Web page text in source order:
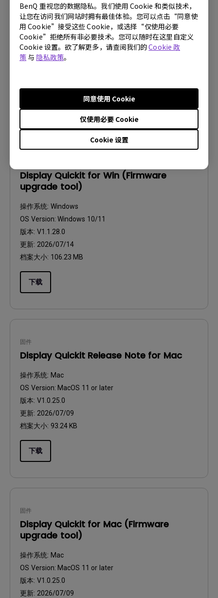
BenQ 重视您的数据隐私。我们使用 Cookie 和类似技术，
让您在访问我们网站时拥有最佳体验。您可以点击“同意使
用 Cookie”接受这些 Cookie，或选择“仅使用必要
Cookie”拒绝所有非必要技术。您可以随时在这里自定义
Cookie 设置。欲了解更多，请查阅我们的Cookie 政
策 与 隐私政策。
Cookie 设置
仅使用必要 Cookie
同意使用 Cookie
Display Quickit Release Note for Win
操作系统:Windows
OS Version:Windows 10/11
版本:V1.1.28.0
Display Quickit for Win (Firmware
upgrade tool)
操作系统: Windows
OS Version: Windows 10/11
版本: V1.1.28.0
更新: 2026/07/14
档案大小: 106.23 MB
下载
固件
Display Quickit Release Note for Mac
操作系统: Mac
OS Version: MacOS 11 or later
版本: V1.0.25.0
更新: 2026/07/09
档案大小: 93.24 KB
下载
固件
Display Quickit for Mac (Firmware
upgrade tool)
操作系统: Mac
OS Version: MacOS 11 or later
版本: V1.0.25.0
更新: 2026/07/09